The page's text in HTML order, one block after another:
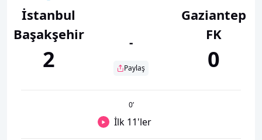
İstanbul
Başakşehir
2
-
Paylaş
Gaziantep
FK
0
0’
İlk 11'ler